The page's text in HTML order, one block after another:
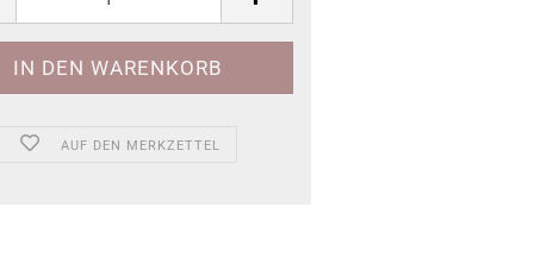
AUF DEN MERKZETTEL